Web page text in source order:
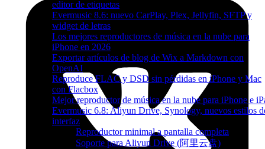
editor de etiquetas
Evermusic 8.6: nuevo CarPlay, Plex, Jellyfin, SFTP y
widget de letras
Los mejores reproductores de música en la nube para
iPhone en 2026
Exportar artículos de blog de Wix a Markdown con
OpenAI
Reproduce FLAC y DSD sin pérdidas en iPhone y Mac
con Flacbox
Mejor reproductor de música en la nube para iPhone e
Evermusic 6.8: Aliyun Drive, Synology, nuevos estilos
interfaz
Reproductor minimal a pantalla completa
Soporte para Aliyun Drive (阿里云盘)